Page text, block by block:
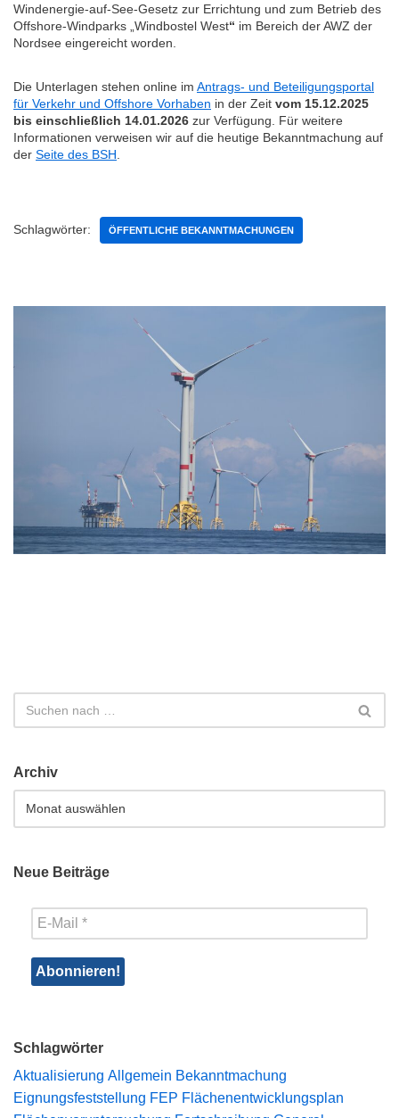
Windenergie-auf-See-Gesetz zur Errichtung und zum Betrieb des
Offshore-Windparks „Windbostel West“ im Bereich der AWZ der
Nordsee eingereicht worden.
Die Unterlagen stehen online im Antrags- und Beteiligungsportal
für Verkehr und Offshore Vorhaben in der Zeit vom 15.12.2025
bis einschließlich 14.01.2026 zur Verfügung. Für weitere
Informationen verweisen wir auf die heutige Bekanntmachung auf
der Seite des BSH
Schlagwörter: ÖFFENTLICHE BEKANNTMACHUNGEN
Archiv
Neue Beiträge
Schlagwörter
Aktualisierung Allgemein Bekanntmachung
Eignungsfeststellung FEP Flächenentwicklungsplan